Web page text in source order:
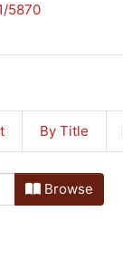
5870
By Title
Browse